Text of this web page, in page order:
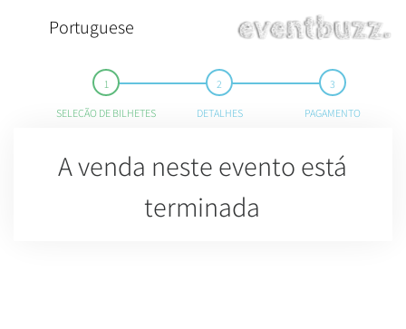
Portuguese
SELEÇÃO DE BILHETES DETALHES PAGAMENTO
A venda neste evento está
terminada